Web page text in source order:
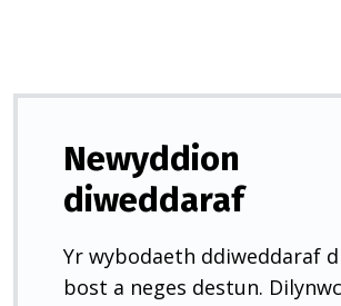
Newyddion
diweddaraf
Yr wybodaeth ddiweddaraf
bost a neges destun.